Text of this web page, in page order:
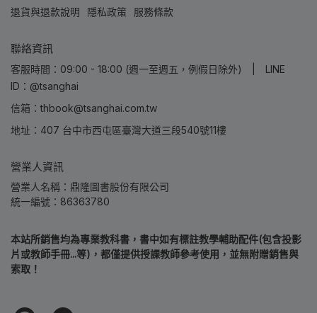
退貨與退款說明
隱私政策 服務條款
聯絡資訊
客服時間：09:00 - 18:00 (週一至週五，例假日除外) | LINE
ID：@tsanghai
信箱：thbook@tsanghai.com.tw
地址：407 台中市西屯區臺灣大道三段540號11樓
營業人資訊
營業人名稱：鼎隆圖書股份有限公司
統一編號：86363780
本站所銷售均為專業教科書，書中如有標註教學輔助配件(包含投影
片或教師手冊...等)，都僅提供授課教師參考使用，並無附贈銷售與
索取！